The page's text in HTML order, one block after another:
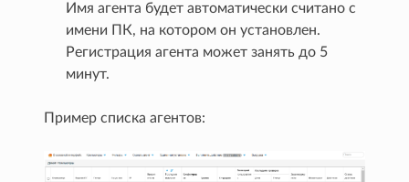
Имя агента будет автоматически считано с
имени ПК, на котором он установлен.
Регистрация агента может занять до 5
минут.
Пример списка агентов: